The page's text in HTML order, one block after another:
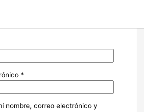
*
nombre, correo electrónico y